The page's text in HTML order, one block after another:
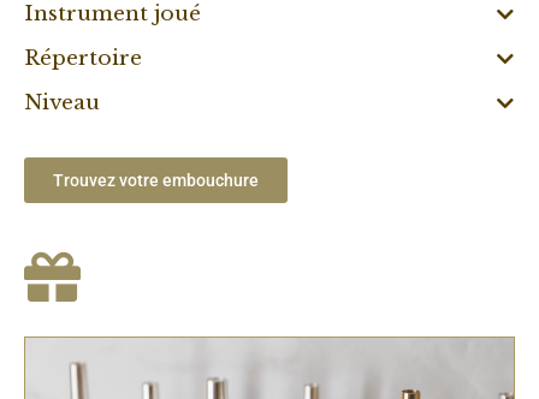
Instrument joué
Répertoire
Niveau
Trouvez votre embouchure